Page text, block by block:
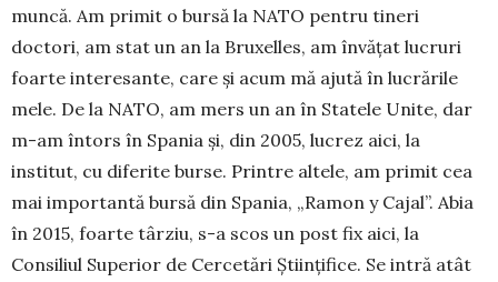
muncă. Am primit o bursă la NATO pentru tineri
doctori, am stat un an la Bruxelles, am învățat lucruri
foarte interesante, care și acum mă ajută în lucrările
mele. De la NATO, am mers un an în Statele Unite, dar
m-am întors în Spania și, din 2005, lucrez aici, la
institut, cu diferite burse. Printre altele, am primit cea
mai importantă bursă din Spania, „Ramon y Cajal”. Abia
în 2015, foarte târziu, s-a scos un post fix aici, la
Consiliul Superior de Cercetări Științifice. Se intră atât